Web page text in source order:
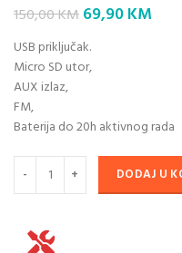
150,00KMOriginal
was:
150,00 KM.
69,90KM
USB priključak.
Micro SD utor,
AUX izlaz,
FM,
Baterija do 20h aktivnog rada
DODAJ U